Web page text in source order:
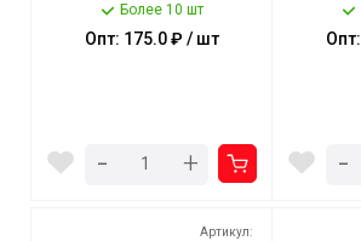
Более 10 шт
Опт: 175.0 ₽ / шт
- + -
Артикул: